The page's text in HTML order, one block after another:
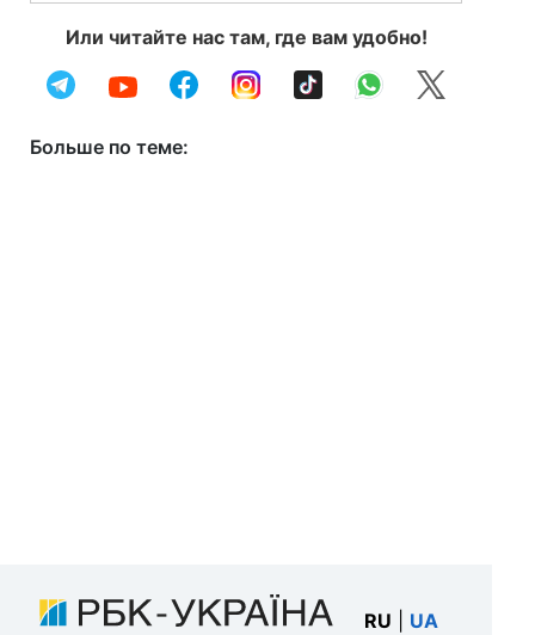
Или читайте нас там, где вам удобно!
Больше по теме:
RU UA